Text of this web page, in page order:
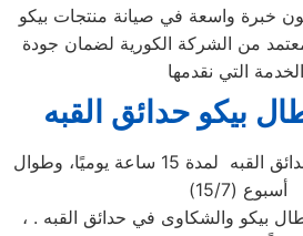
خبرة واسعة في صيانة منتجات بيكو
من الشركة الكورية لضمان جودة
بيكو حدائق القبه
يعمل مركز بيكو في حدائق القبه لمدة 15 ساعة يوميًا، وطوال
أسبوع (15/7)
، لاستقبال بلاغات الأعطال بيكو والشكاوى في حدائق القبه .